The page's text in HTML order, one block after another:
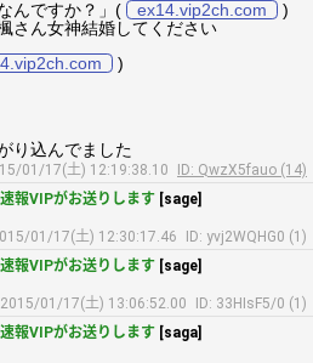
んですか？」(
ex14.vip2ch.com
)
さん女神結婚してください
)
り込んでました
01/17(土) 12:19:38.10
ID: QwzX5fauo (14)
報VIPがお送りします [sage]
01/17(土) 12:30:17.46
ID: yvj2WQHG0 (1)
報VIPがお送りします [sage]
2015/01/17(土) 13:06:52.00
ID: 33HIsF5/0 (1)
報VIPがお送りします [saga]